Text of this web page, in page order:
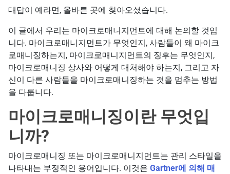
대답이 예라면, 올바른 곳에 찾아오셨습니다.
이 글에서 우리는 마이크로매니지먼트에 대해 논의할 것입
니다. 마이크로매니지먼트가 무엇인지, 사람들이 왜 마이크
로매니징하는지, 마이크로매니지먼트의 징후는 무엇인지,
마이크로매니징 상사와 어떻게 대처해야 하는지, 그리고 자
신이 다른 사람들을 마이크로매니징하는 것을 멈추는 방법
을 다룹니다.
마이크로매니징이란 무엇입
니까?
마이크로매니징 또는 마이크로매니지먼트는 관리 스타일을
나타내는 부정적인 용어입니다. 이것은 Gartner에 의해 매